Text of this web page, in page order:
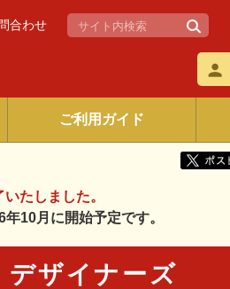
合わせ
ご利用ガイド
いたしました。
年10月に開始予定です。
ザイナーズ